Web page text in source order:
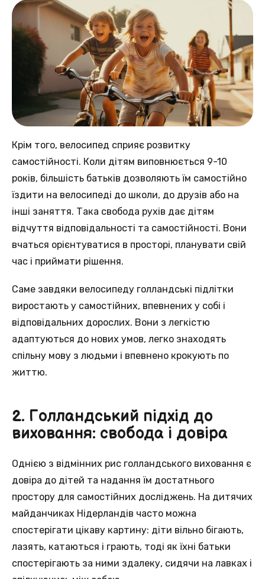
Крім того, велосипед сприяє розвитку
самостійності. Коли дітям виповнюється 9-10
років, більшість батьків дозволяють їм самостійно
їздити на велосипеді до школи, до друзів або на
інші заняття. Така свобода рухів дає дітям
відчуття відповідальності та самостійності. Вони
вчаться орієнтуватися в просторі, планувати свій
час і приймати рішення.
Саме завдяки велосипеду голландські підлітки
виростають у самостійних, впевнених у собі і
відповідальних дорослих. Вони з легкістю
адаптуються до нових умов, легко знаходять
спільну мову з людьми і впевнено крокують по
життю.
2. Голландський підхід до
виховання: свобода і довіра
Однією з відмінних рис голландського виховання є
довіра до дітей та надання їм достатнього
простору для самостійних досліджень. На дитячих
майданчиках Нідерландів часто можна
спостерігати цікаву картину: діти вільно бігають,
лазять, катаються і грають, тоді як їхні батьки
спостерігають за ними здалеку, сидячи на лавках і